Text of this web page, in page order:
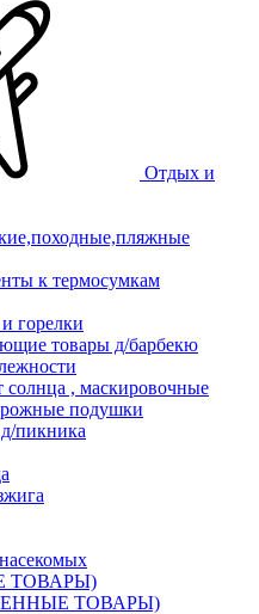
Отдых и
к термосумкам
горелки
товары д/барбекю
солнца , маскировочные
подушки
пикника
ТОВАРЫ)
ТОВАРЫ)